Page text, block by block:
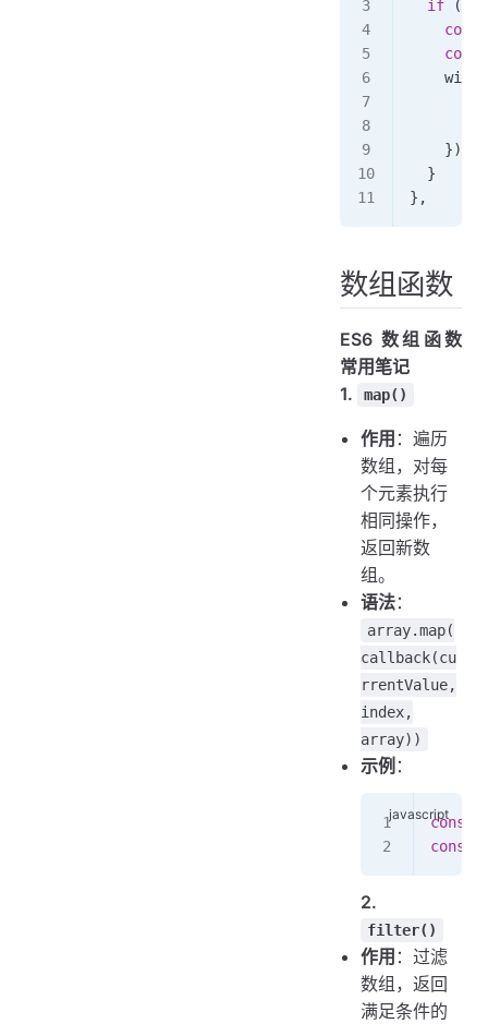
  if
(
    const
    const
    })
  }
},
数组函数
ES6 数组函数
常用笔记
1.
map()
作用 ：遍历
数组，对每
个元素执行
相同操作，
返回新数
组。
语法：
array.map(
callback(cu
rrentValue,
index,
array))
示例 ：
const
const
2.
filter()
作用 ：过滤
数组，返回
满足条件的